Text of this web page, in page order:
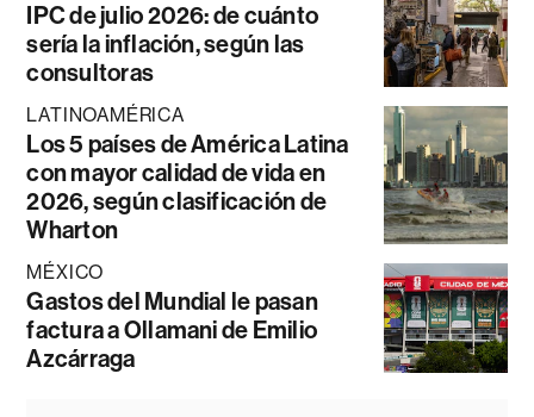
IPC de julio 2026: de cuánto
sería la inflación, según las
consultoras
LATINOAMÉRICA
Los 5 países de América Latina
con mayor calidad de vida en
2026, según clasificación de
Wharton
MÉXICO
Gastos del Mundial le pasan
factura a Ollamani de Emilio
Azcárraga